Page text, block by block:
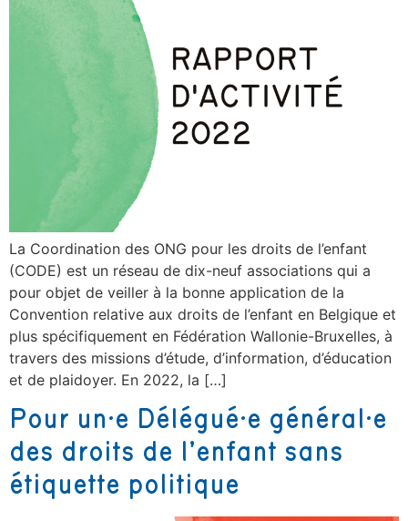
La Coordination des ONG pour les droits de l’enfant
(CODE) est un réseau de dix-neuf associations qui a
pour objet de veiller à la bonne application de la
Convention relative aux droits de l’enfant en Belgique et
plus spécifiquement en Fédération Wallonie-Bruxelles, à
travers des missions d’étude, d’information, d’éducation
et de plaidoyer. En 2022, la […]
Pour un·e Délégué·e général·e
des droits de l’enfant sans
étiquette politique